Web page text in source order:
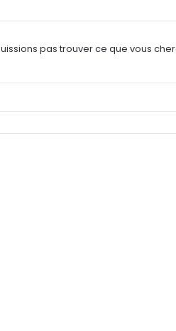
pas trouver ce que vous